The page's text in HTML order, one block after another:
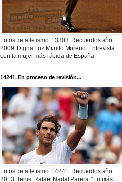
Fotos de atletismo. 13303. Recuerdos año
2009. Digna Luz Murillo Moreno: Entrevista
con la mujer más rápida de España
14241. En proceso de revisión...
Fotos de atletismo. 14241. Recuerdos año
2013. Tenis. Rafael Nadal Parera: “Lo más